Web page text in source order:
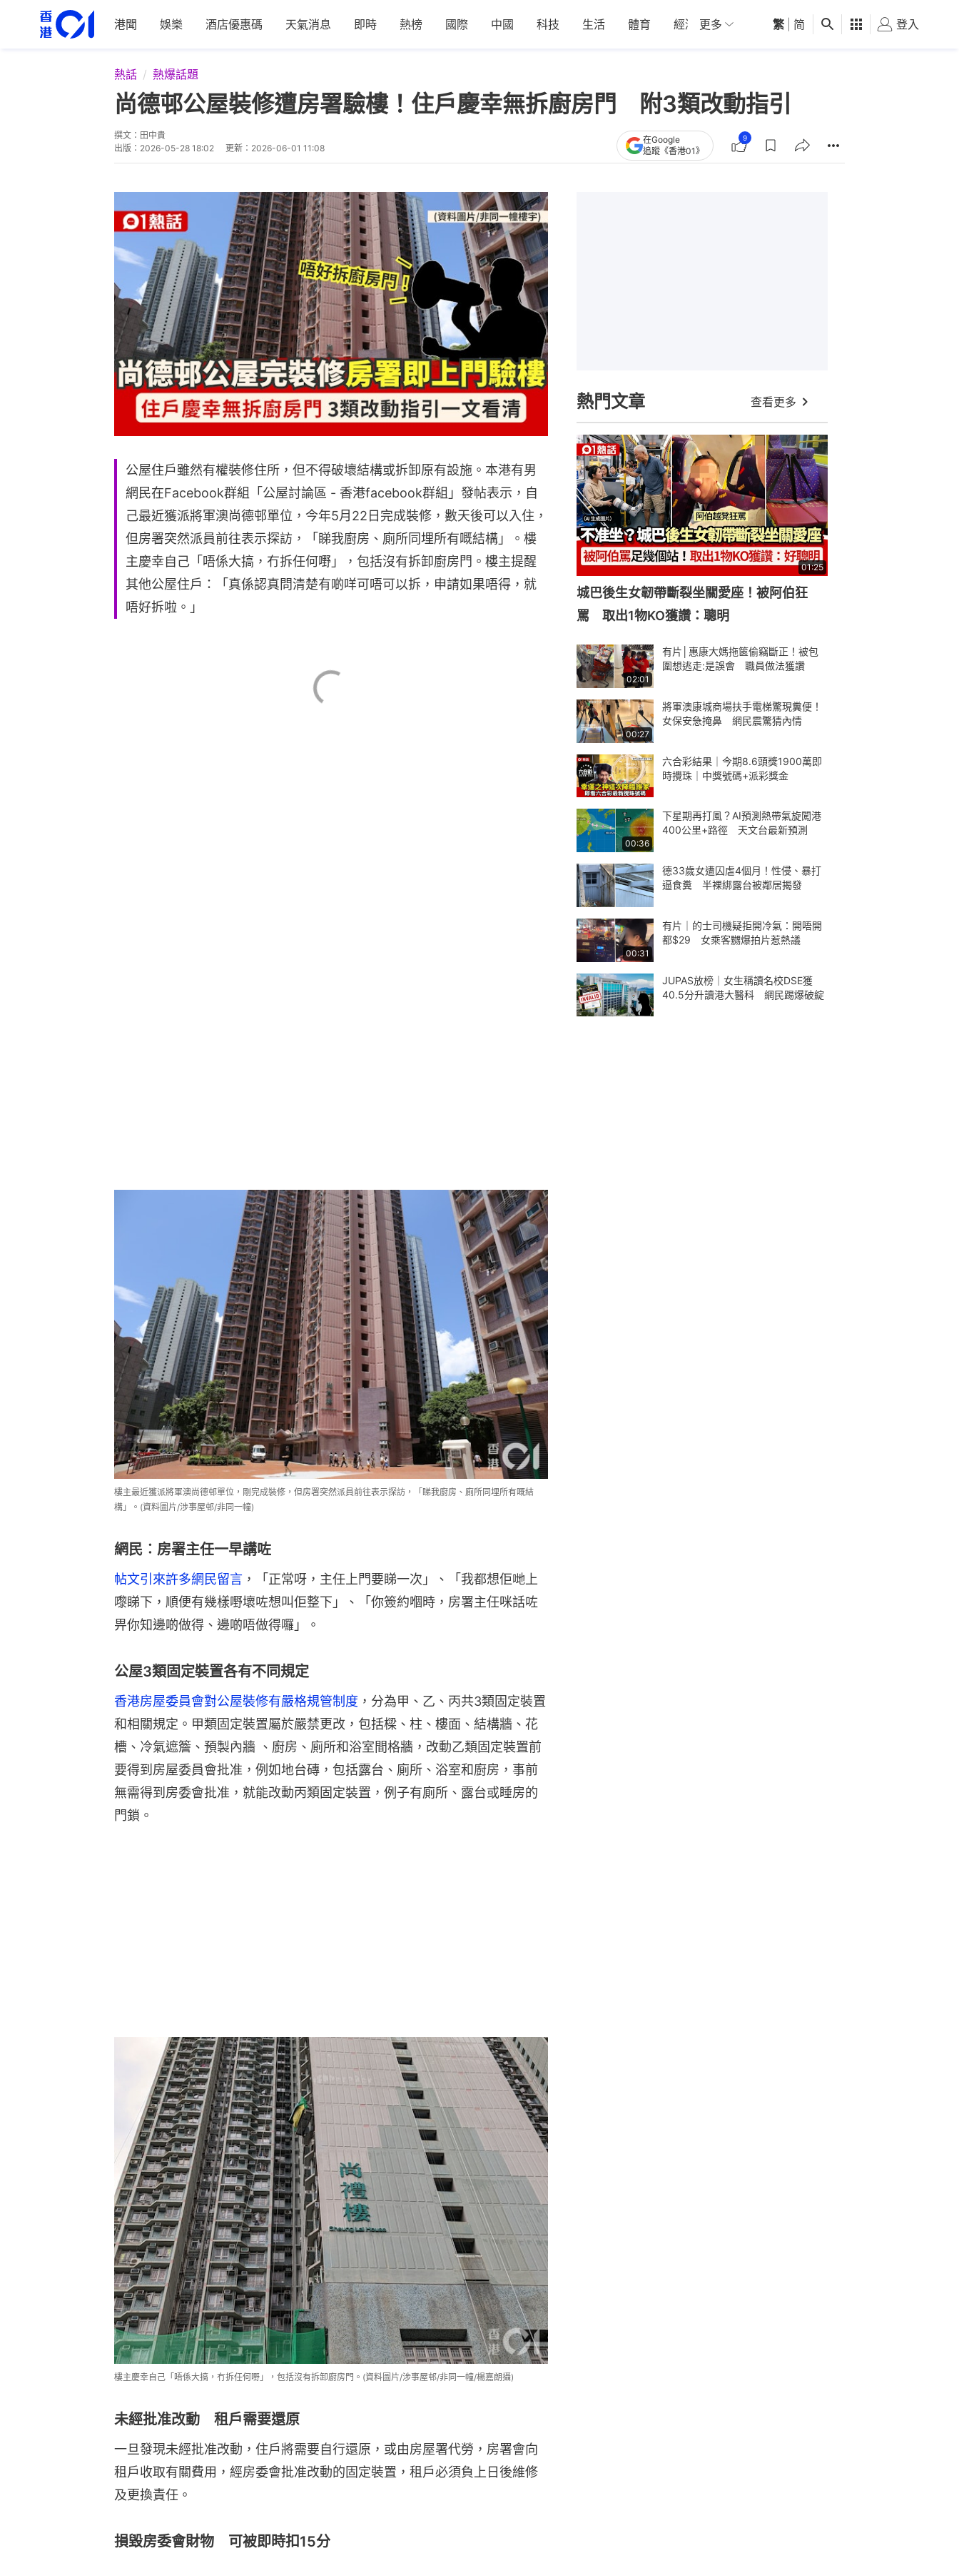
港聞 娛樂 酒店優惠碼 天氣消息 即時 熱榜 國際 中國 科技 生活 體育 經濟 01深圳 觀點 健康 好食玩飛
更多 繁 简 登入
熱話 熱爆話題
尚德邨公屋裝修遭房署驗樓！住戶慶幸無拆廚房門 附3類改動指引
撰文： 田中貴
出版： 2026-05-28 18:02 更新： 2026-06-01 11:08
在Google
追蹤《香港01》
9
公屋住戶雖然有權裝修住所，但不得破壞結構或拆卸原有設施。本港有男
網民在Facebook群組「公屋討論區 - 香港facebook群組」發帖表示，自
己最近獲派將軍澳尚德邨單位，今年5月22日完成裝修，數天後可以入住，
但房署突然派員前往表示探訪，「睇我廚房、廁所同埋所有嘅結構」。樓
主慶幸自己「唔係大搞，冇拆任何嘢」，包括沒有拆卸廚房門。樓主提醒
其他公屋住戶：「真係認真問清楚有啲咩可唔可以拆，申請如果唔得，就
唔好拆啦。」
樓主最近獲派將軍澳尚德邨單位，剛完成裝修，但房署突然派員前往表示探訪，「睇我廚房、廁所同埋所有嘅結
構」。(資料圖片/涉事屋邨/非同一幢)
網民︰房署主任一早講咗
帖文引來許多網民留言 ，「正常呀，主任上門要睇一次」、「我都想佢哋上
嚟睇下，順便有幾樣嘢壞咗想叫佢整下」、「你簽約嗰時，房署主任咪話咗
畀你知邊啲做得、邊啲唔做得囉」。
公屋3類固定裝置各有不同規定
香港房屋委員會對公屋裝修有嚴格規管制度 ，分為甲、乙、丙共3類固定裝置
和相關規定。甲類固定裝置屬於嚴禁更改，包括樑、柱、樓面、結構牆、花
槽、冷氣遮簷、預製內牆 、廚房、廁所和浴室間格牆，改動乙類固定裝置前
要得到房屋委員會批准，例如地台磚，包括露台、廁所、浴室和廚房，事前
無需得到房委會批准，就能改動丙類固定裝置，例子有廁所、露台或睡房的
門鎖。
樓主慶幸自己「唔係大搞，冇拆任何嘢」，包括沒有拆卸廚房門。(資料圖片/涉事屋邨/非同一幢/楊嘉朗攝)
未經批准改動 租戶需要還原
一旦發現未經批准改動，住戶將需要自行還原，或由房屋署代勞，房署會向
租戶收取有關費用，經房委會批准改動的固定裝置，租戶必須負上日後維修
及更換責任。
損毀房委會財物 可被即時扣15分
熱門文章 查看更多
01:25
城巴後生女韌帶斷裂坐關愛座！被阿伯狂
罵 取出1物KO獲讚：聰明
02:01
有片│惠康大媽拖篋偷竊斷正！被包
圍想逃走:是誤會 職員做法獲讚
00:27
將軍澳康城商場扶手電梯驚現糞便！
女保安急掩鼻 網民震驚猜內情
六合彩結果｜今期8.6頭獎1900萬即
時攪珠｜中獎號碼+派彩獎金
00:36
下星期再打風？AI預測熱帶氣旋闖港
400公里+路徑 天文台最新預測
德33歲女遭囚虐4個月！性侵、暴打
逼食糞 半裸綁露台被鄰居揭發
00:31
有片｜的士司機疑拒開冷氣：開唔開
都$29 女乘客嬲爆拍片惹熱議
JUPAS放榜｜女生稱讀名校DSE獲
40.5分升讀港大醫科 網民踢爆破綻